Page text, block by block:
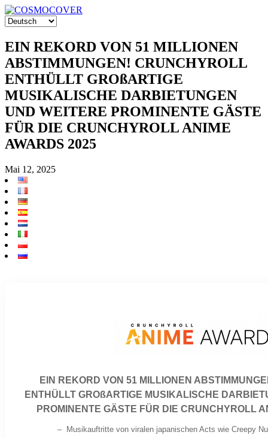
EIN REKORD VON 51 MILLIONEN
ABSTIMMUNGEN! CRUNCHYROLL
ENTHÜLLT GROßARTIGE
MUSIKALISCHE DARBIETUNGEN
UND WEITERE PROMINENTE GÄSTE
FÜR DIE CRUNCHYROLL ANIME
AWARDS 2025
Mai 12, 2025
EIN REKORD VON 51 MILLIONEN
ENTHÜLLT GROßARTIGE MUSIKALISCHE
PROMINENTE GÄSTE FÜR DIE CRUNCHYROLL
– Musikauftritte von viralen japanischen Acts wie Creepy